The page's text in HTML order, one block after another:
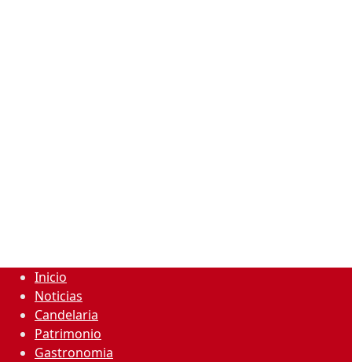
Inicio
Noticias
Candelaria
Patrimonio
Gastronomia